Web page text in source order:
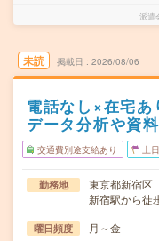
派遣
未読 掲載日 2026/08/06
電話なし×在宅
データ分析や資
交通費別途支給あり 土
勤務地
東京都新宿区
新宿駅から徒
曜日頻度 月～金